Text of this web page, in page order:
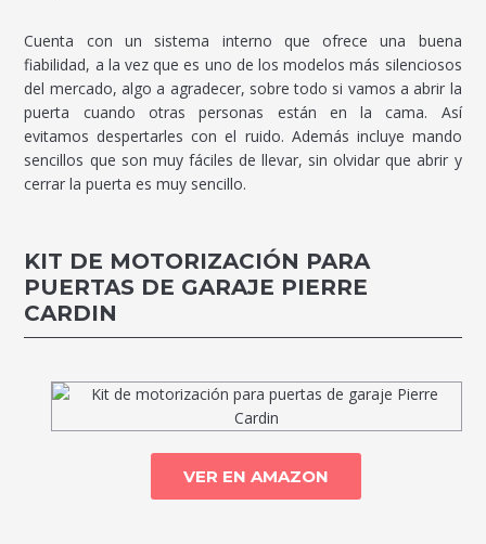
Cuenta con un sistema interno que ofrece una buena
fiabilidad, a la vez que es uno de los modelos más silenciosos
del mercado, algo a agradecer, sobre todo si vamos a abrir la
puerta cuando otras personas están en la cama. Así
evitamos despertarles con el ruido. Además incluye mando
sencillos que son muy fáciles de llevar, sin olvidar que abrir y
cerrar la puerta es muy sencillo.
KIT DE MOTORIZACIÓN PARA
PUERTAS DE GARAJE PIERRE
CARDIN
VER EN AMAZON